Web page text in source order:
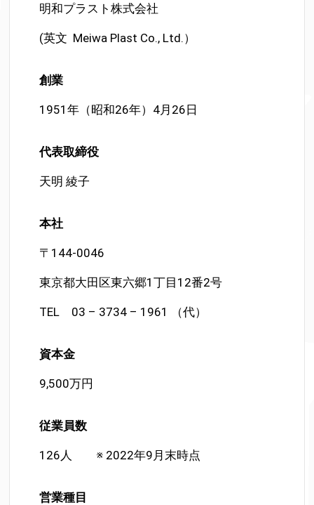
明和プラスト株式会社
(英文 Meiwa Plast Co., Ltd.）
創業
1951年（昭和26年）4月26日
代表取締役
天明 綾子
本社
〒144-0046
東京都大田区東六郷1丁目12番2号
TEL 03 – 3734 – 1961 （代）
資本金
9,500万円
従業員数
126人 ※ 2022年9月末時点
営業種 目